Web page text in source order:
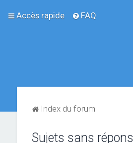
Accès rapide FAQ
Index du forum
Sujets sans